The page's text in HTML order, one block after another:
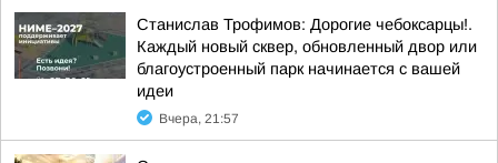
Станислав Трофимов: Дорогие чебоксарцы!.
Каждый новый сквер, обновленный двор или
благоустроенный парк начинается с вашей
идеи
Вчера, 21:57